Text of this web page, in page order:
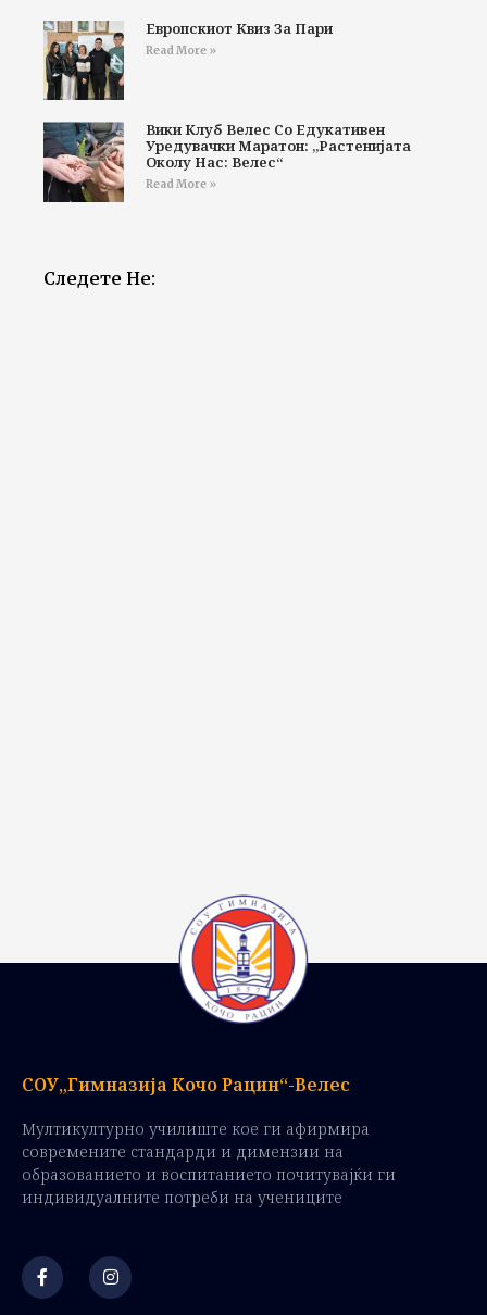
Европскиот Квиз За Пари
Read More »
Вики Клуб Велес Со Едукативен
Уредувачки Маратон: „Растенијата
Околу Нас: Велес“
Read More »
Следете Не:
СОУ„Гимназија Кочо Рацин“-Велес
Мултикултурно училиште кое ги афирмира
современите стандарди и димензии на
образованието и воспитанието почитувајќи ги
индивидуалните потреби на учениците